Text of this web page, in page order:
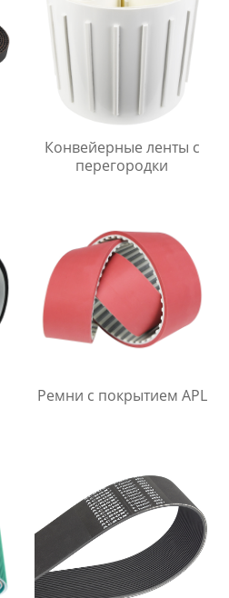
Конвейерные ленты с
перегородки
Ремни с покрытием APL